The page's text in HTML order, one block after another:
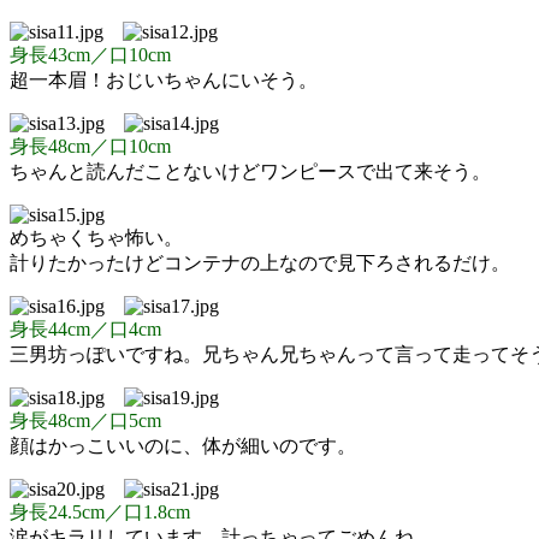
身長43cm／口10cm
超一本眉！おじいちゃんにいそう。
身長48cm／口10cm
ちゃんと読んだことないけどワンピースで出て来そう。
めちゃくちゃ怖い。
計りたかったけどコンテナの上なので見下ろされるだけ。
身長44cm／口4cm
三男坊っぽいですね。兄ちゃん兄ちゃんって言って走ってそ
身長48cm／口5cm
顔はかっこいいのに、体が細いのです。
身長24.5cm／口1.8cm